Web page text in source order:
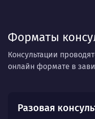
Форматы
Консультации
онлайн формате в
Разовая